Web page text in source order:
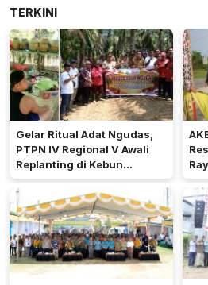
TERKINI
Gelar Ritual Adat Ngudas,
PTPN IV Regional V Awali
Replanting di Kebun
Kembayan